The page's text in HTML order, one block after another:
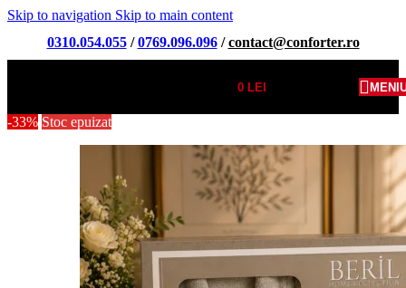
Skip to navigation Skip to main content
0310.054.055/0769.096.096/contact@conforter.ro
0LEI
-33% Stoc epuizat